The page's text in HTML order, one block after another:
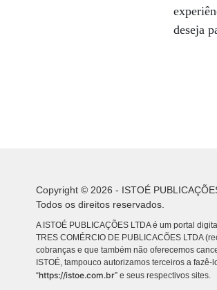
deseja
Copyright © 2026 - ISTOÉ
Todos os direitos reservados.
A ISTOÉ PUBLICAÇÕES LTDA é um portal
TRES COMÉRCIO DE PUBLICACÕES LTDA
cobranças e que também não oferecemos
ISTOÉ, tampouco autorizamos terceiros a
“https://istoe.com.br” e seus respectivos sites.